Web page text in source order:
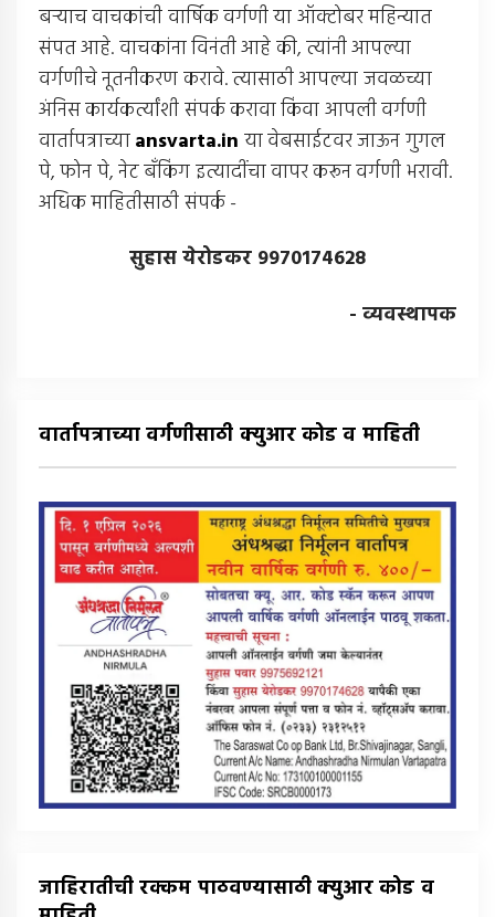
बर्‍याच वाचकांची वार्षिक वर्गणी या ऑक्टोबर महिन्यात
संपत आहे. वाचकांना विनंती आहे की, त्यांनी आपल्या
वर्गणीचे नूतनीकरण करावे. त्यासाठी आपल्या जवळच्या
अंनिस कार्यकर्त्यांशी संपर्क करावा किंवा आपली वर्गणी
वार्तापत्राच्याansvarta.in या वेबसाईटवर जाऊन गुगल
पे, फोन पे, नेट बँकिंग इत्यादींचा वापर करून वर्गणी भरावी.
अधिक माहितीसाठी संपर्क -
सुहास येरोडकर 9970174628
- व्यवस्थापक
वार्तापत्राच्या वर्गणीसाठी क्युआर कोड व माहिती
जाहिरातीची रक्कम पाठवण्यासाठी क्युआर कोड व